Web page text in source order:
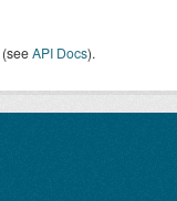
(seeAPI Docs).